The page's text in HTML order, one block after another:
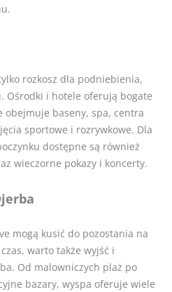
rozkosz dla podniebienia,
Ośrodki i hotele oferują bogate
obejmuje baseny, spa, centra
sportowe i rozrywkowe. Dla
dostępne są również
wieczorne pokazy i koncerty.
mogą kusić do pozostania na
warto także wyjść i
Od malowniczych plaż po
bazary, wyspa oferuje wiele